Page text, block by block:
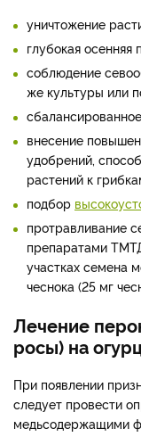
уничтожение
глубокая осенняя
соблюдение
же культуры или
внесение
удобрений,
растений к
подбор
протравливание
препаратами
участках семена
чеснока (25 мг
Лечение
росы) на
При появлении
следует провести
медьсодержащими